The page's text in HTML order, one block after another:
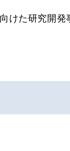
けた研究開